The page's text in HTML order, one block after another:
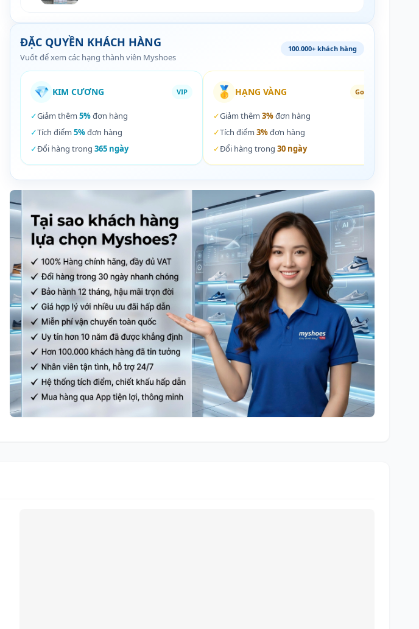
ĐẶC QUYỀN KHÁCH HÀNG
Vuốt để xem các hạng thành viên Myshoes
100.000+ khách hàng
💎 KIM CƯƠNG VIP
✓Giảm thêm 5%đơn hàng
✓Tích điểm 5%đơn hàng
✓Đổi hàng trong 365 ngày
🥇 HẠNG VÀNG Gold
✓Giảm thêm 3%đơn hàng
✓Tích điểm 3%đơn hàng
✓Đổi hàng trong 30 ngày